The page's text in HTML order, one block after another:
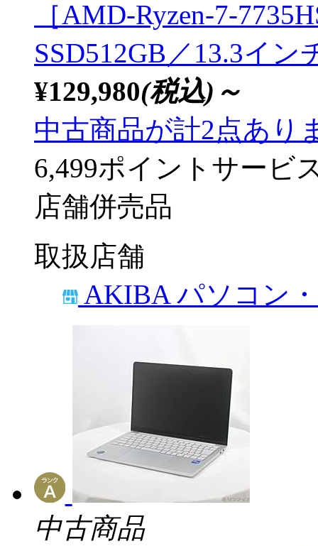
［AMD-Ryzen-7-
SSD512GB／13.3イン
¥129,980(税込)～
中古商品が計2点あり
6,499ポイントサービ
店舗併売品
取扱店舗
AKIBA パソコン
中古商品